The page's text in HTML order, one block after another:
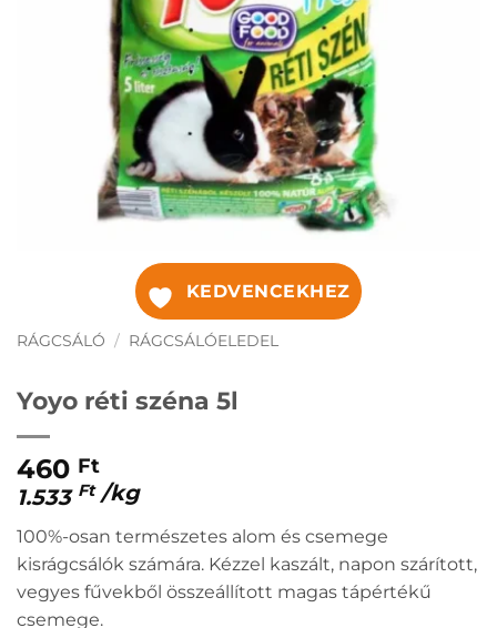
KEDVENCEKHEZ
RÁGCSÁLÓ / RÁGCSÁLÓELEDEL
Yoyo réti széna 5l
460 Ft
1.533 Ft /kg
100%-osan természetes alom és csemege
kisrágcsálók számára. Kézzel kaszált, napon szárított,
vegyes fűvekből összeállított magas tápértékű
csemege.